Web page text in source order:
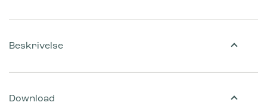
Beskrivelse
Download